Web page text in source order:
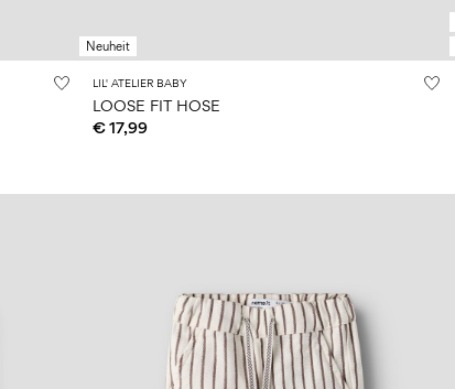
Neuheit
LIL' ATELIER BABY
LOOSE FIT HOSE
€ 17,99